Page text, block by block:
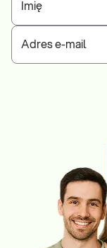
Imię
Adres e-mail